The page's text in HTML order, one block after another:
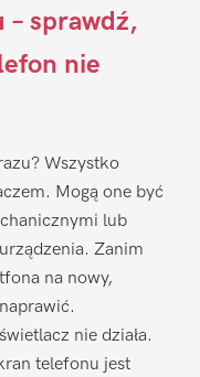
sprawdź,
nie
Wszystko
Mogą one być
lub
Zanim
na nowy,
nie działa.
telefonu jest